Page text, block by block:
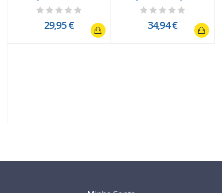
1439 meia...
29,95 €
2754 Losangos
34,94 €